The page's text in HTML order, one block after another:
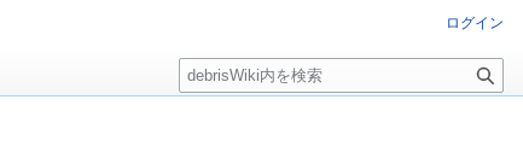
ログイン
検
索